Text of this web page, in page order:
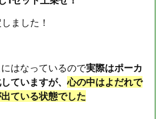
ました！
はなっているので実際はポーカ
ていますが、心の中はよだれで
ている状態でした